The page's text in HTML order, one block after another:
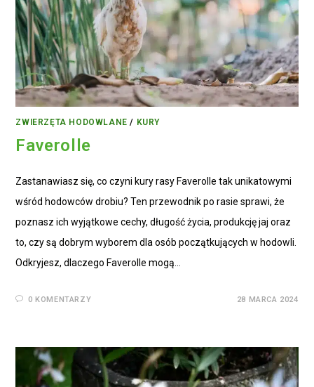
ZWIERZĘTA HODOWLANE / KURY
Faverolle
Zastanawiasz się, co czyni kury rasy Faverolle tak unikatowymi
wśród hodowców drobiu? Ten przewodnik po rasie sprawi, że
poznasz ich wyjątkowe cechy, długość życia, produkcję jaj oraz
to, czy są dobrym wyborem dla osób początkujących w hodowli.
Odkryjesz, dlaczego Faverolle mogą…
0 KOMENTARZY 28 MARCA 2024